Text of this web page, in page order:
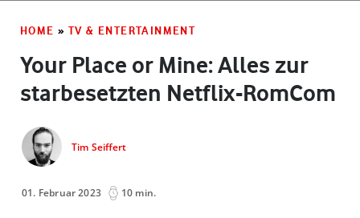
HOME » TV & ENTERTAINMENT
Your Place or Mine: Alles zur
starbesetzten Netflix-RomCom
Tim Seiffert
01. Februar 2023 10 min.